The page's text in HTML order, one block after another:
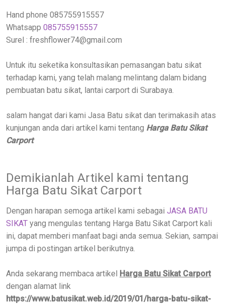
Hand phone 085755915557
Whatsapp 085755915557
Surel : freshflower74@gmail.com
Untuk itu seketika konsultasikan pemasangan batu sikat
terhadap kami, yang telah malang melintang dalam bidang
pembuatan batu sikat, lantai carport di Surabaya.
salam hangat dari kami Jasa Batu sikat dan terimakasih atas
kunjungan anda dari artikel kami tentang Harga Batu Sikat
Carport
Demikianlah Artikel kami tentang
Harga Batu Sikat Carport
Dengan harapan semoga artikel kami sebagai JASA BATU
SIKAT yang mengulas tentang Harga Batu Sikat Carport kali
ini, dapat memberi manfaat bagi anda semua. Sekian, sampai
jumpa di postingan artikel berikutnya.
Anda sekarang membaca artikel Harga Batu Sikat Carport
dengan alamat link
https://www.batusikat.web.id/2019/01/harga-batu-sikat-